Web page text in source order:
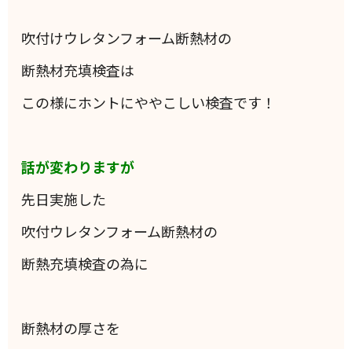
吹付けウレタンフォーム断熱材の
断熱材充填検査は
この様にホントにややこしい検査です！
話が変わりますが
先日実施した
吹付ウレタンフォーム断熱材の
断熱充填検査の為に
断熱材の厚さを